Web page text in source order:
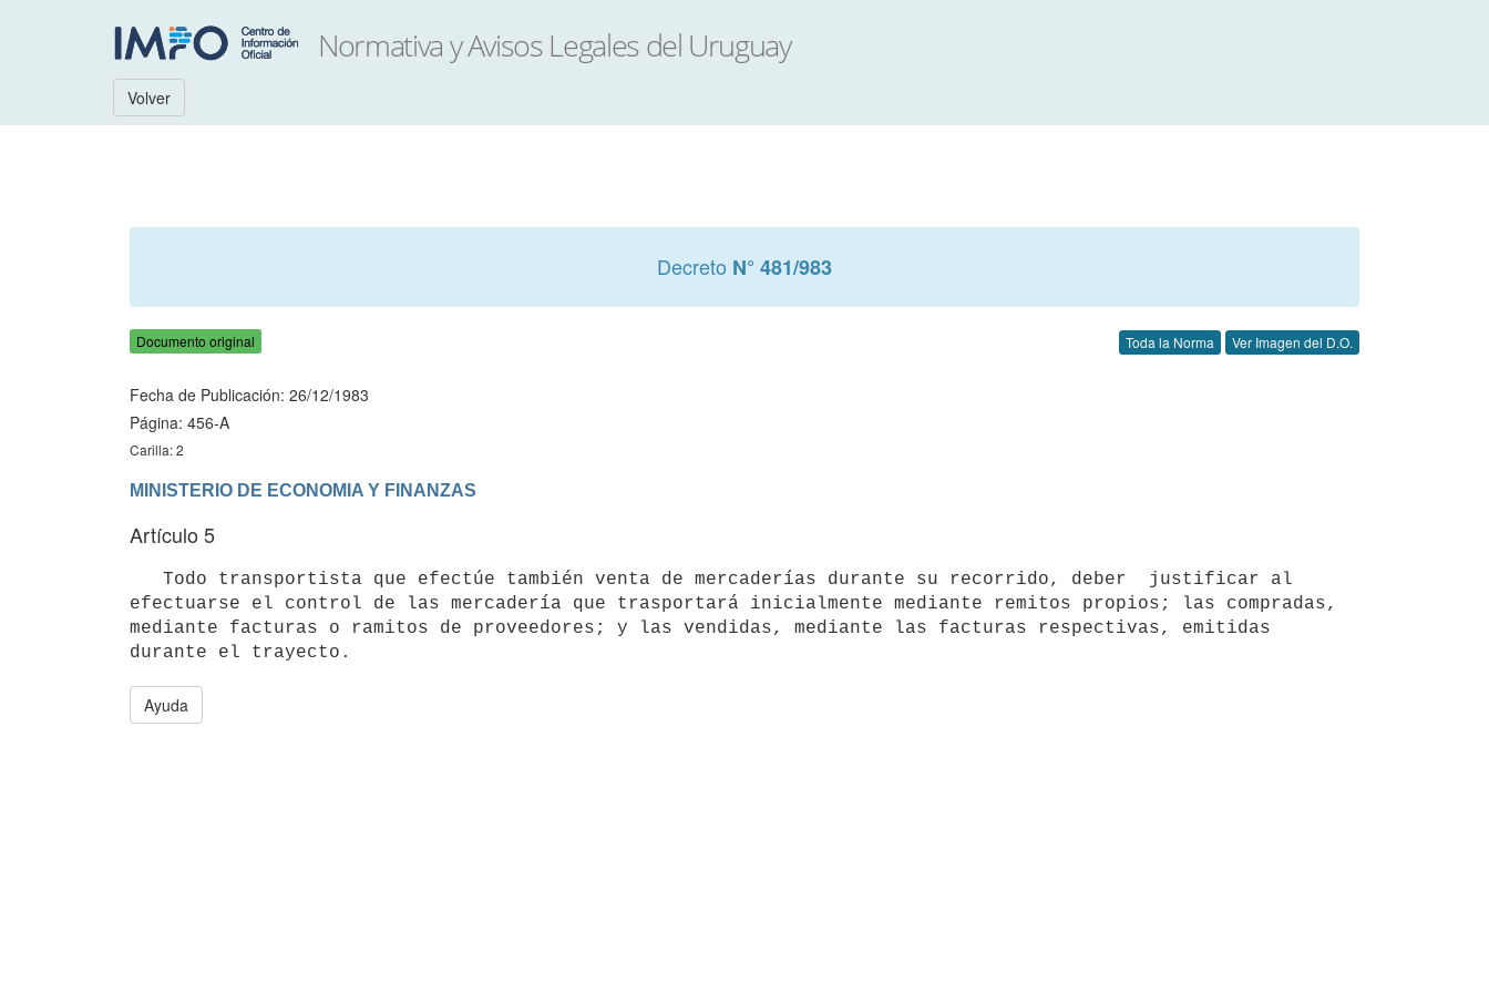
Volver
Decreto N° 481/983
Documento original Toda la Norma Ver Imagen del D.O.
Fecha de Publicación: 26/12/1983
Página: 456-A
Carilla: 2
MINISTERIO DE ECONOMIA Y FINANZAS
Artículo 5
efectuarse el control de las mercadería que trasportará inicialmente mediante remitos propios; las compradas,
mediante facturas o ramitos de proveedores; y las vendidas, mediante las facturas respectivas, emitidas
Ayuda